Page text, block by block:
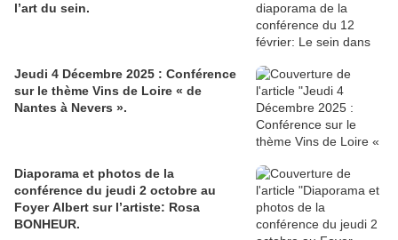
l’art du sein.
Jeudi 4 Décembre 2025 : Conférence
sur le thème Vins de Loire « de
Nantes à Nevers ».
Diaporama et photos de la
conférence du jeudi 2 octobre au
Foyer Albert sur l’artiste: Rosa
BONHEUR.